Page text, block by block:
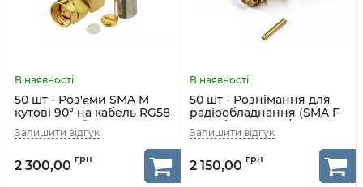
50 шт - Роз'єми SMA M
кутові 90° на кабель RG58
для радіообладнання
2 300,00
50 шт - Рознімання для
радіообладнання (SMA F
на кабель RG178/RG316)
2 150,00